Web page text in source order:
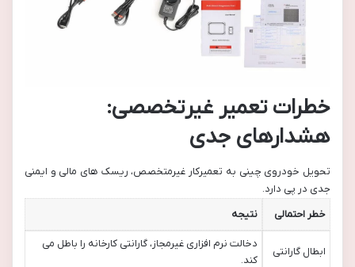
خطرات تعمیر غیرتخصصی:
هشدارهای جدی
تحویل خودروی چینی به تعمیرکار غیرمتخصص، ریسک های مالی و ایمنی
جدی در پی دارد.
خطر احتمالی
نتیجه
ابطال گارانتی
دخالت نرم افزاری غیرمجاز، گارانتی کارخانه را باطل می
کند.